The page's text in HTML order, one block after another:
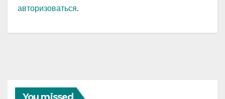
авторизоваться.